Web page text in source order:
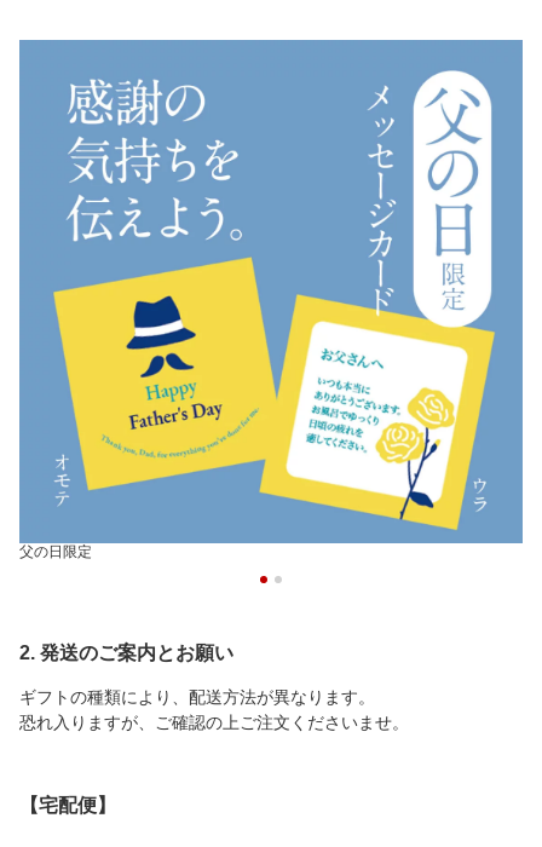
父の日限定
2. 発送のご案内とお願い
ギフトの種類により、配送方法が異なります。
恐れ入りますが、ご確認の上ご注文くださいませ。
【宅配便】